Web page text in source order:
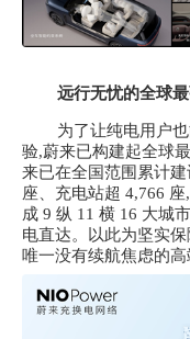
远行无忧的全球
为了让纯电用户
验,蔚来已构建起全球
来已在全国范围累计
座、充电站超 4,766
成 9 纵 11 横 16 大城
电直达。以此为坚实保
唯一没有续航焦虑的高